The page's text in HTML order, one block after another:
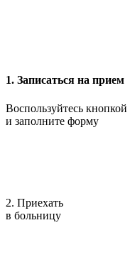
1. Записаться на прием
Воспользуйтесь кнопкой
и заполните форму
2. Приехать
в больницу